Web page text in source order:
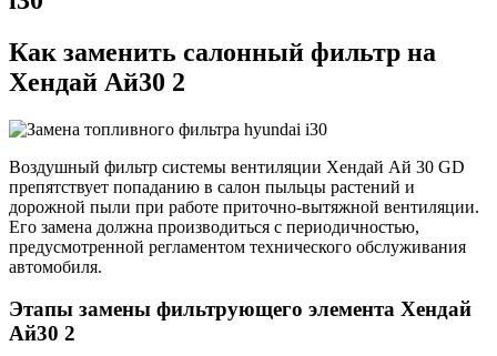
Как заменить салонный фильтр на
Хендай Ай30 2
Воздушный фильтр системы вентиляции Хендай Ай 30 GD
препятствует попаданию в салон пыльцы растений и
дорожной пыли при работе приточно-вытяжной вентиляции.
Его замена должна производиться с периодичностью,
предусмотренной регламентом технического обслуживания
автомобиля.
Этапы замены фильтрующего элемента Хендай
Ай30 2